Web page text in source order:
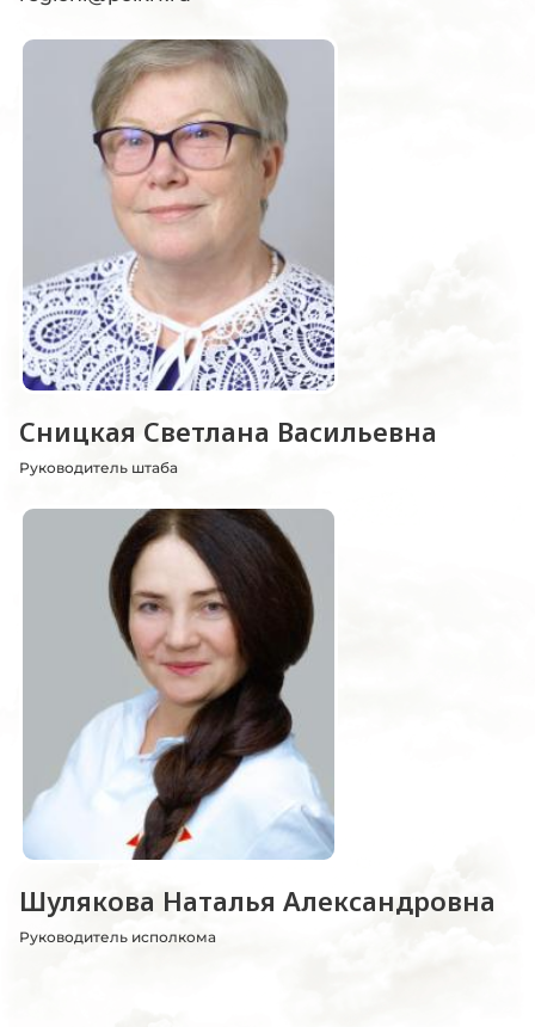
Сницкая Светлана Васильевна
Руководитель штаба
Шулякова Наталья Александровна
Руководитель исполкома